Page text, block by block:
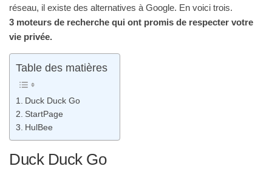
réseau, il existe des alternatives à Google. En voici trois.
3 moteurs de recherche qui ont promis de respecter votre
vie privée.
Table des matières
Duck Duck Go
StartPage
HulBee
Duck Duck Go